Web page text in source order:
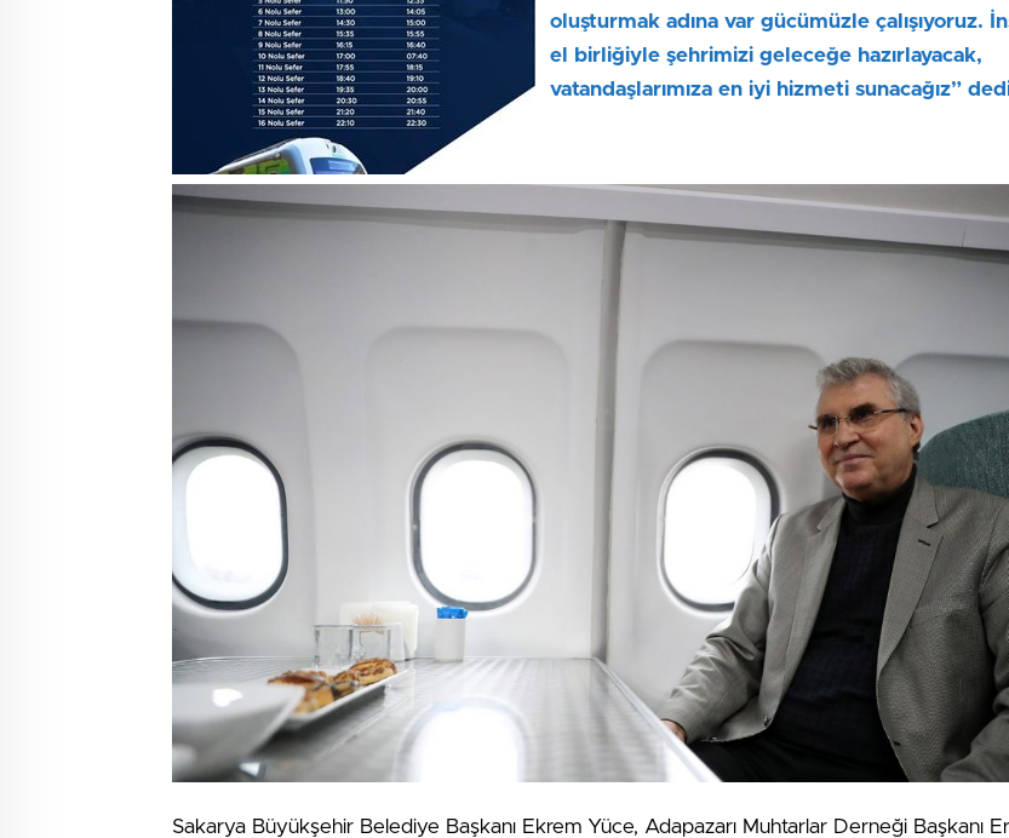
oluşturmak adına var gücümüzle çalışıyoruz.
el birliğiyle şehrimizi geleceğe hazırlayacak,
vatandaşlarımıza en iyi hizmeti sunacağız”
Sakarya Büyükşehir Belediye Başkanı Ekrem Yüce, Adapazarı Muhtarlar Derneği Başkanı